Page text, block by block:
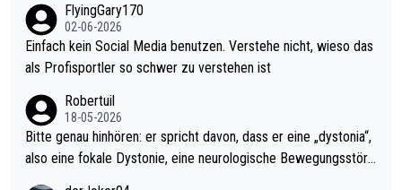
el hat.
s Leben in den Griff kriegen. Nur eins wundert mich: Luke Little
r war doch neulich erst derjenige, der über Social Media GvV p
rovoziert hat. Und Littlers Mutter schießt öfters mal gegen Ric
FlyingGary170
02-06-2026
Einfach kein Social Media benutzen. Verstehe nicht, wieso das
als Profisportler so schwer zu verstehen ist
Robertuil
18-05-2026
Bitte genau hinhören: er spricht davon, dass er eine „dystonia“,
also eine fokale Dystonie, eine neurologische Bewegungsstöru